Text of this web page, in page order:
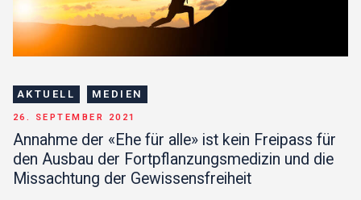
AKTUELL MEDIEN
26. SEPTEMBER 2021
Annahme der «Ehe für alle» ist kein Freipass für
den Ausbau der Fortpflanzungsmedizin und die
Missachtung der Gewissensfreiheit